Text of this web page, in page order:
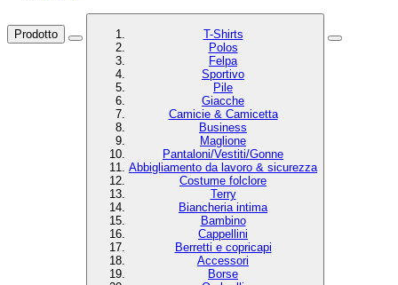
Prodotto
T-Shirts
Polos
Felpa
Sportivo
Pile
Giacche
Camicie & Camicetta
Business
Maglione
Pantaloni/Vestiti/Gonne
Abbigliamento da lavoro & sicurezza
Costume folclore
Terry
Biancheria intima
Bambino
Cappellini
Berretti e copricapi
Accessori
Borse